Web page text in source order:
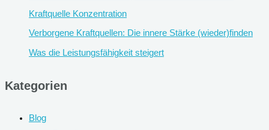
Kraftquelle Konzentration
Verborgene Kraftquellen: Die innere Stärke (wieder)finden
Was die Leistungsfähigkeit steigert
Kategorien
Blog